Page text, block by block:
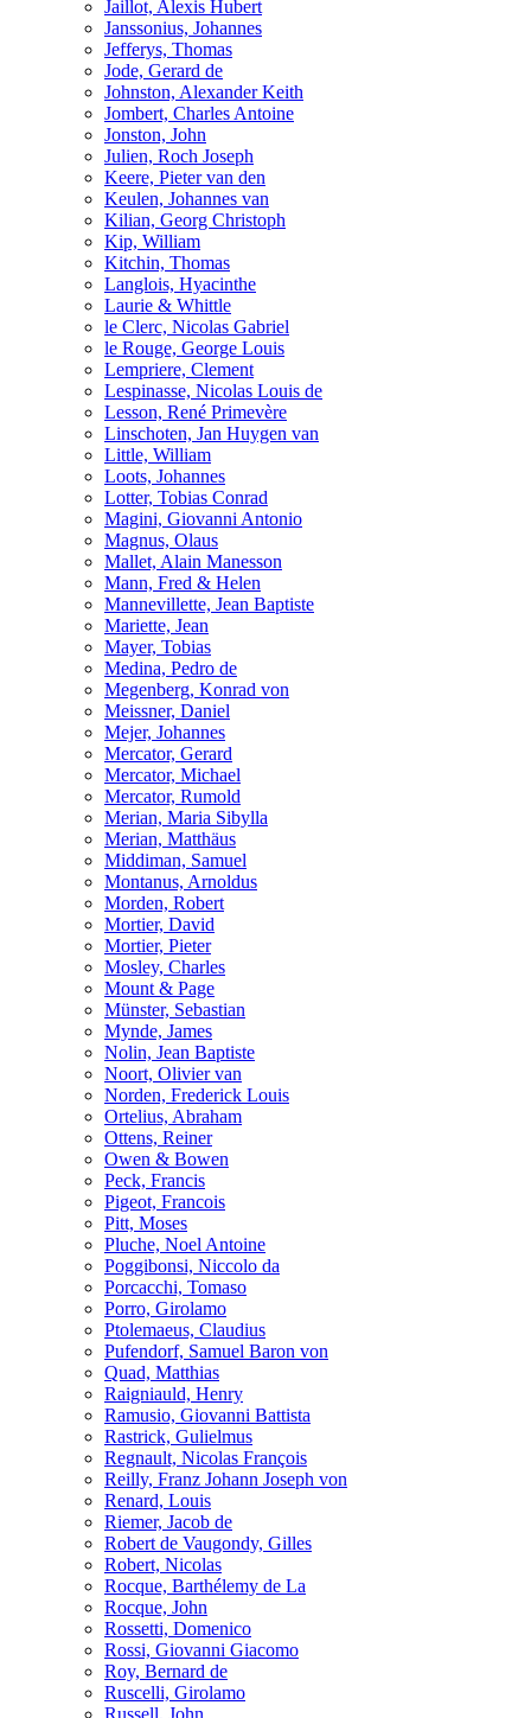
Jaillot, Alexis Hubert
Janssonius, Johannes
Jefferys, Thomas
Jode, Gerard de
Johnston, Alexander Keith
Jombert, Charles Antoine
Jonston, John
Julien, Roch Joseph
Keere, Pieter van den
Keulen, Johannes van
Kilian, Georg Christoph
Kip, William
Kitchin, Thomas
Langlois, Hyacinthe
Laurie & Whittle
le Clerc, Nicolas Gabriel
le Rouge, George Louis
Lempriere, Clement
Lespinasse, Nicolas Louis de
Lesson, René Primevère
Linschoten, Jan Huygen van
Little, William
Loots, Johannes
Lotter, Tobias Conrad
Magini, Giovanni Antonio
Magnus, Olaus
Mallet, Alain Manesson
Mann, Fred & Helen
Mannevillette, Jean Baptiste
Mariette, Jean
Mayer, Tobias
Medina, Pedro de
Megenberg, Konrad von
Meissner, Daniel
Mejer, Johannes
Mercator, Gerard
Mercator, Michael
Mercator, Rumold
Merian, Maria Sibylla
Merian, Matthäus
Middiman, Samuel
Montanus, Arnoldus
Morden, Robert
Mortier, David
Mortier, Pieter
Mosley, Charles
Mount & Page
Münster, Sebastian
Mynde, James
Nolin, Jean Baptiste
Noort, Olivier van
Norden, Frederick Louis
Ortelius, Abraham
Ottens, Reiner
Owen & Bowen
Peck, Francis
Pigeot, Francois
Pitt, Moses
Pluche, Noel Antoine
Poggibonsi, Niccolo da
Porcacchi, Tomaso
Porro, Girolamo
Ptolemaeus, Claudius
Pufendorf, Samuel Baron von
Quad, Matthias
Raigniauld, Henry
Ramusio, Giovanni Battista
Rastrick, Gulielmus
Regnault, Nicolas François
Reilly, Franz Johann Joseph von
Renard, Louis
Riemer, Jacob de
Robert de Vaugondy, Gilles
Robert, Nicolas
Rocque, Barthélemy de La
Rocque, John
Rossetti, Domenico
Rossi, Giovanni Giacomo
Roy, Bernard de
Ruscelli, Girolamo
Russell, John